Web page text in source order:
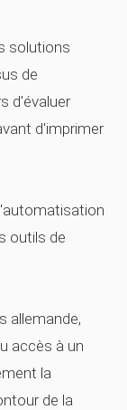
solutions
de
d'évaluer
d'imprimer
outils de
allemande,
accès à un
la
de la